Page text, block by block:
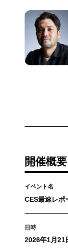
開催概要
イベント名
CES最速レポ
日時
2026年1月21